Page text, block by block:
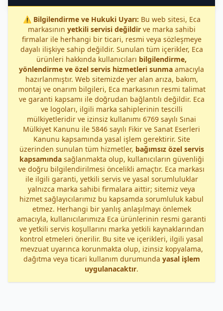
⚠️ Bilgilendirme ve Hukuki Uyarı: Bu web sitesi, Eca
markasının yetkili servisi değildirve marka sahibi
firmalar ile herhangi bir ticari, resmi veya sözleşmeye
dayalı ilişkiye sahip değildir. Sunulan tüm içerikler, Eca
ürünleri hakkında kullanıcıları bilgilendirme,
yönlendirme ve özel servis hizmetleri sunma amacıyla
hazırlanmıştır. Web sitemizde yer alan arıza, bakım,
montaj ve onarım bilgileri, Eca markasının resmi talimat
ve garanti kapsamı ile doğrudan bağlantılı değildir. Eca
ve logoları, ilgili marka sahiplerinin tescilli
mülkiyetleridir ve izinsiz kullanımı 6769 sayılı Sınai
Mülkiyet Kanunu ile 5846 sayılı Fikir ve Sanat Eserleri
Kanunu kapsamında yasal işlem gerektirir. Site
üzerinden sunulan tüm hizmetler, bağımsız özel servis
kapsamındasağlanmakta olup, kullanıcıların güvenliği
ve doğru bilgilendirilmesi öncelikli amaçtır. Eca markası
ile ilgili garanti, yetkili servis ve yasal sorumluluklar
yalnızca marka sahibi firmalara aittir; sitemiz veya
hizmet sağlayıcılarımız bu kapsamda sorumluluk kabul
etmez. Herhangi bir yanlış anlaşılmayı önlemek
amacıyla, kullanıcılarımıza Eca ürünlerinin resmi garanti
ve yetkili servis koşullarını marka yetkili kaynaklarından
kontrol etmeleri önerilir. Bu site ve içerikleri, ilgili yasal
mevzuat uyarınca korunmakta olup, izinsiz kopyalama,
dağıtma veya ticari kullanım durumunda yasal işlem
uygulanacaktır.